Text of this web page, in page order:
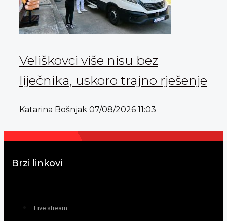
Veliškovci više nisu bez
liječnika, uskoro trajno rješenje
Katarina Bošnjak 07/08/2026 11:03
Brzi linkovi
Live stream